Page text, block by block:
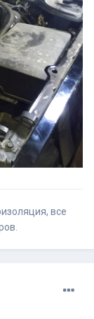
все